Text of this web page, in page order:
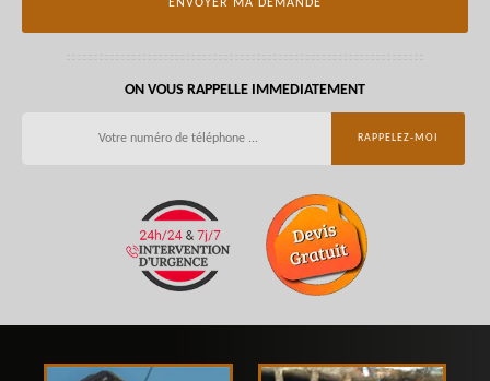
ON VOUS RAPPELLE IMMEDIATEMENT